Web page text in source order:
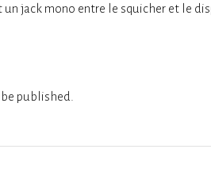
un jack mono entre le squicher et le
published.